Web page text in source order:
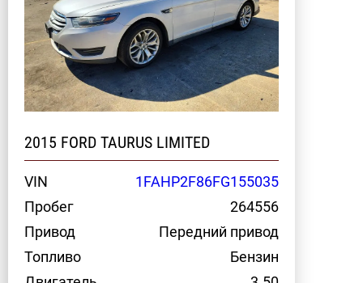
2015 FORD TAURUS LIMITED
VIN
1FAHP2F86FG155035
Пробег
264556
Привод
Передний привод
Топливо
Бензин